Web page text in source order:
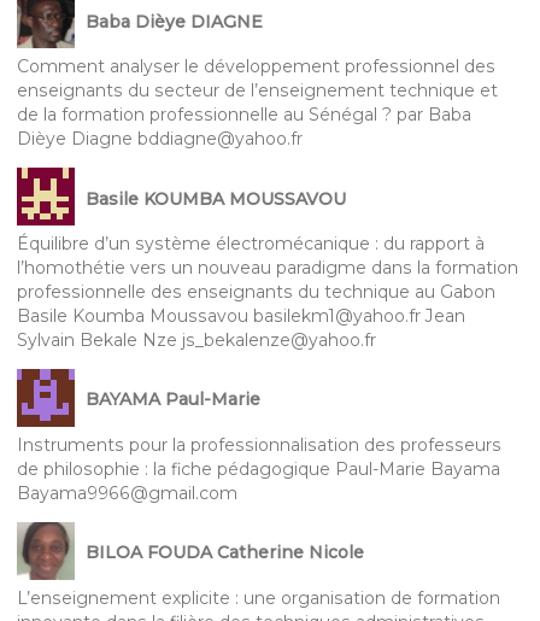
Baba Dièye DIAGNE
Comment analyser le développement professionnel des
enseignants du secteur de l’enseignement technique et
de la formation professionnelle au Sénégal ? par Baba
Dièye Diagne bddiagne@yahoo.fr
Basile KOUMBA MOUSSAVOU
Équilibre d’un système électromécanique : du rapport à
l’homothétie vers un nouveau paradigme dans la formation
professionnelle des enseignants du technique au Gabon
Basile Koumba Moussavou basilekm1@yahoo.fr Jean
Sylvain Bekale Nze js_bekalenze@yahoo.fr
BAYAMA Paul-Marie
Instruments pour la professionnalisation des professeurs
de philosophie : la fiche pédagogique Paul-Marie Bayama
Bayama9966@gmail.com
BILOA FOUDA Catherine Nicole
L’enseignement explicite : une organisation de formation